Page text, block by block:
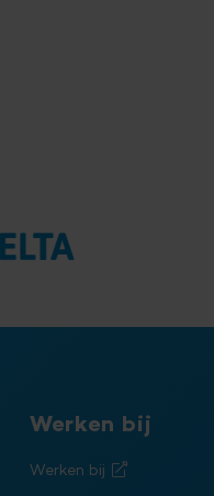
Werken bij
Werken bij